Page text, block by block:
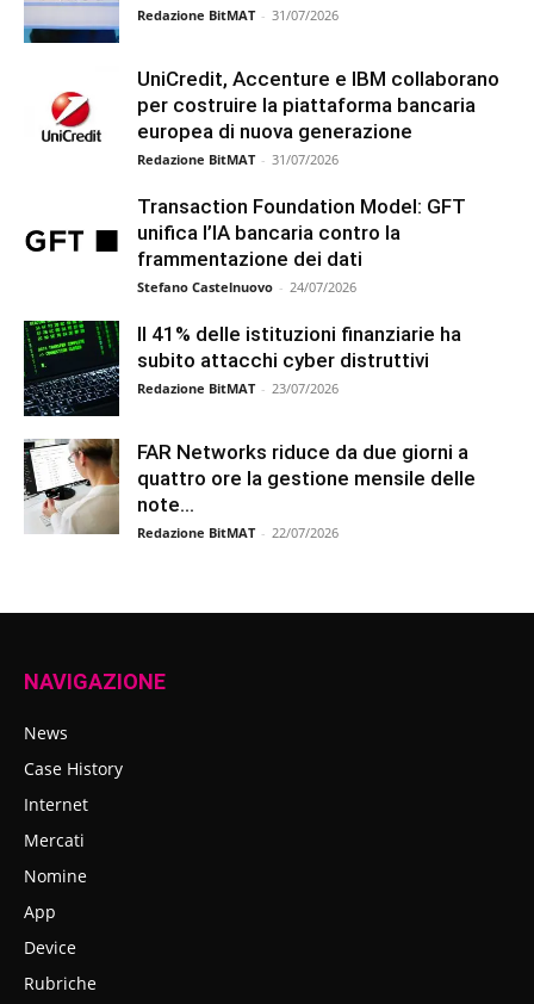
Redazione BitMAT - 31/07/2026
UniCredit, Accenture e IBM collaborano
per costruire la piattaforma bancaria
europea di nuova generazione
Redazione BitMAT - 31/07/2026
Transaction Foundation Model: GFT
unifica l’IA bancaria contro la
frammentazione dei dati
Stefano Castelnuovo - 24/07/2026
Il 41% delle istituzioni finanziarie ha
subito attacchi cyber distruttivi
Redazione BitMAT - 23/07/2026
FAR Networks riduce da due giorni a
quattro ore la gestione mensile delle
note...
Redazione BitMAT - 22/07/2026
NAVIGAZIONE
News
Case History
Internet
Mercati
Nomine
App
Device
Rubriche